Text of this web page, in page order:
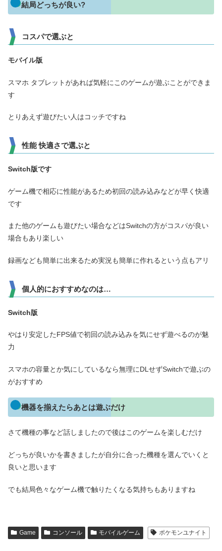
結局どっちが良い?
コスパで選ぶと
モバイル版
スマホ タブレットがあれば気軽にこのゲームが遊ぶことができま
す
とりあえず遊びたい人はコッチですね
性能 快適さで選ぶと
Switch版です
ゲーム機で相応に性能があるため初回の読み込みなどが早く快適
です
また他のゲームも遊びたい場合などはSwitchの方がコスパが良い
場合もあり楽しい
録画なども簡単に出来るため実況も簡単に作れるという点もアリ
個人的におすすめなのは…
Switch版
やはり安定したFPS値で初回の読み込みを気にせず遊べるのが魅
力
スマホの容量とか気にしているなら無理にDLせずSwitchで遊ぶの
がおすすめ
機器を揃えたらあとは遊ぶだけ
さて機種の事など話しましたので後はこのゲームを楽しむだけ
どっちが良いかを書きましたが自分に合った機種を選んでいくと
良いと思います
でも結局色々なゲーム機で触りたくなる気持ちもありますね
Game コンソール モバイルゲーム ポケモンユナイト